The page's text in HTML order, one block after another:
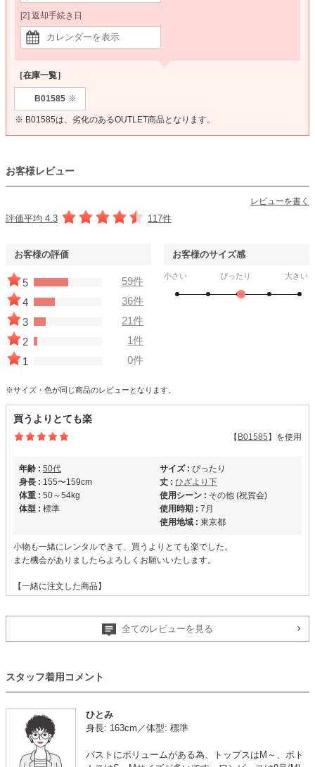
[2] 返却手続き日
［在庫一覧］
B01585 ※
※ B01585は、劣化のあるOUTLET商品となります。
お客様レビュー
レビューを書く
評価平均 4.3 117件
お客様の評価
5
59件
4
36件
3
21件
2
1件
1
0件
お客様のサイズ感
小さい ぴったり 大きい
※サイズ・色が同じ商品のレビューとなります。
買うよりとても楽
【B01585】を使用
年齢 : 50代
身長 : 155〜159cm
体重 : 50～54kg
体型 : 標準
サイズ : ぴったり
丈 : ひざより下
使用シーン : その他 (祝賀会)
使用時期 : 7月
使用地域 : 東京都
小物も一緒にレンタルできて、買うよりとても楽でした。
また機会がありましたらよろしくお願いいたします。
【一緒に注文した商品】
年齢 :
50代
身長 :150〜154cm
体重 :50～54kg
体型 :標準
丈 : ふくらはぎ
使用時期 :7月
全てのレビューを見る
スタッフ着用コメント
ひとみ
身長: 163cm／体型: 標準
バストにボリュームがある為、トップスはM～、ボト